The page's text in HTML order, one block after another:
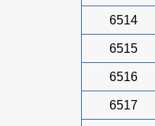
6514
6515
6516
6517